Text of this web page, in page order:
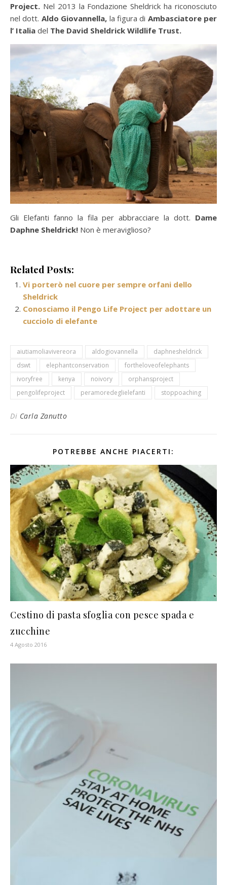
Project. Nel 2013 la Fondazione Sheldrick ha riconosciuto
nel dott. Aldo Giovannella, la figura di Ambasciatore per
l’ Italia del The David Sheldrick Wildlife Trust.
Gli Elefanti fanno la fila per abbracciare la dott. Dame
Daphne Sheldrick! Non è meraviglioso?
Related Posts:
Vi porterò nel cuore per sempre orfani dello
Sheldrick
Conosciamo il Pengo Life Project per adottare un
cucciolo di elefante
aiutiamoliavivereora aldogiovannella
daphnesheldrick
dswt
elephantconservation
fortheloveofelephants
ivoryfree
kenya noivory
orphansproject
pengolifeproject
peramoredeglielefanti stoppoaching
Di Carla Zanutto
POTREBBE ANCHE PIACERTI:
Cestino di pasta sfoglia con pesce spada e
zucchine
4 Agosto 2016